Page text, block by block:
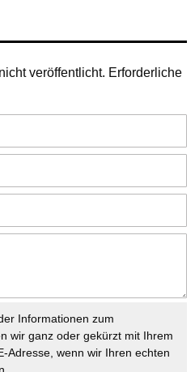
veröffentlicht. Erforderliche
Informationen zum
wir ganz oder gekürzt mit Ihrem
Adresse, wenn wir Ihren echten